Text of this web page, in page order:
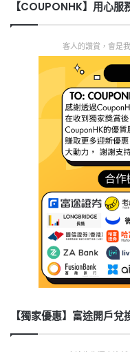
【COUPONHK】用心
客人的讚賞，會是
【獨家優惠】富途開戶